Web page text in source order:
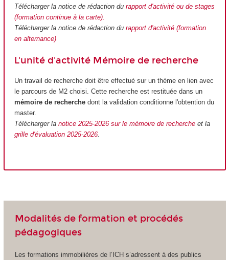
Télécharger la notice de rédaction du rapport d'activité ou de stages
(formation continue à la carte).
Télécharger la notice de rédaction du rapport d'activité (formation
en alternance)
L'unité d'activité Mémoire de recherche
Un travail de recherche doit être effectué sur un thème en lien avec
le parcours de M2 choisi. Cette recherche est restituée dans un
mémoire de recherche dont la validation conditionne l'obtention du
master.
Télécharger la notice 2025-2026 sur le mémoire de recherche et la
grille d'évaluation 2025-2026
Modalités de formation et procédés
pédagogiques
Les formations immobilières de l’ICH s’adressent à des publics